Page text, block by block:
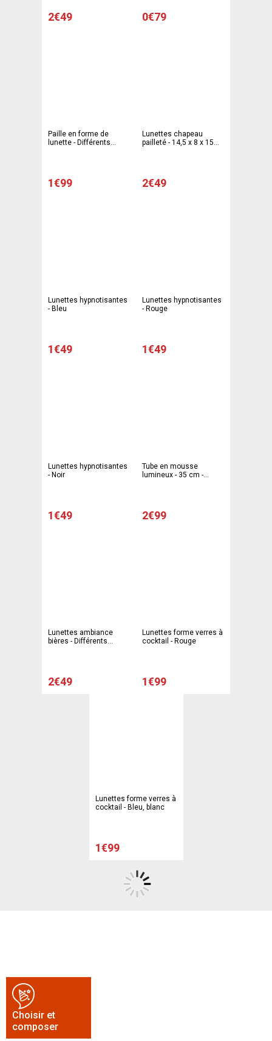
2€49 0€79
Paille en forme de
lunette - Différents
1€99
Lunettes chapeau
pailleté - 14,5 x 8 x 15
2€49
Lunettes hypnotisantes
- Bleu
1€49
Lunettes hypnotisantes
- Rouge
1€49
Lunettes hypnotisantes
- Noir
1€49
Tube en mousse
lumineux - 35 cm -
2€99
Lunettes ambiance
bières - Différents
2€49
Lunettes forme verres à
cocktail - Rouge
1€99
Lunettes forme verres à
cocktail - Bleu, blanc
1€99
Choisir et
composer